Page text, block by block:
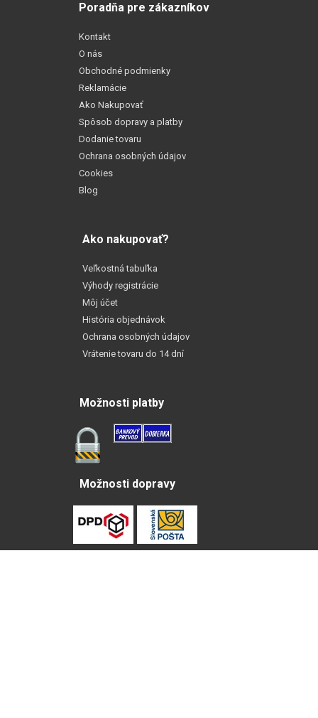
Poradňa pre zákazníkov
Kontakt
O nás
Obchodné podmienky
Reklamácie
Ako Nakupovať
Spôsob dopravy a platby
Dodanie tovaru
Ochrana osobných údajov
Cookies
Blog
Ako nakupovať?
Veľkostná tabuľka
Výhody registrácie
Môj účet
História objednávok
Ochrana osobných údajov
Vrátenie tovaru do 14 dní
Možnosti platby
Možnosti dopravy